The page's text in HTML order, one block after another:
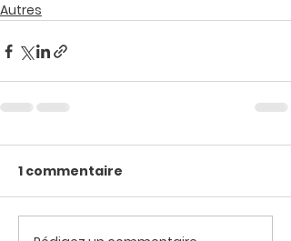
Autres
1 commentaire